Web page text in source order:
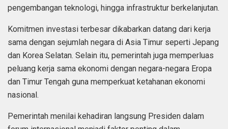
pengembangan teknologi, hingga infrastruktur berkelanjutan.
Komitmen investasi terbesar dikabarkan datang dari kerja
sama dengan sejumlah negara di Asia Timur seperti Jepang
dan Korea Selatan. Selain itu, pemerintah juga memperluas
peluang kerja sama ekonomi dengan negara-negara Eropa
dan Timur Tengah guna memperkuat ketahanan ekonomi
nasional.
Pemerintah menilai kehadiran langsung Presiden dalam